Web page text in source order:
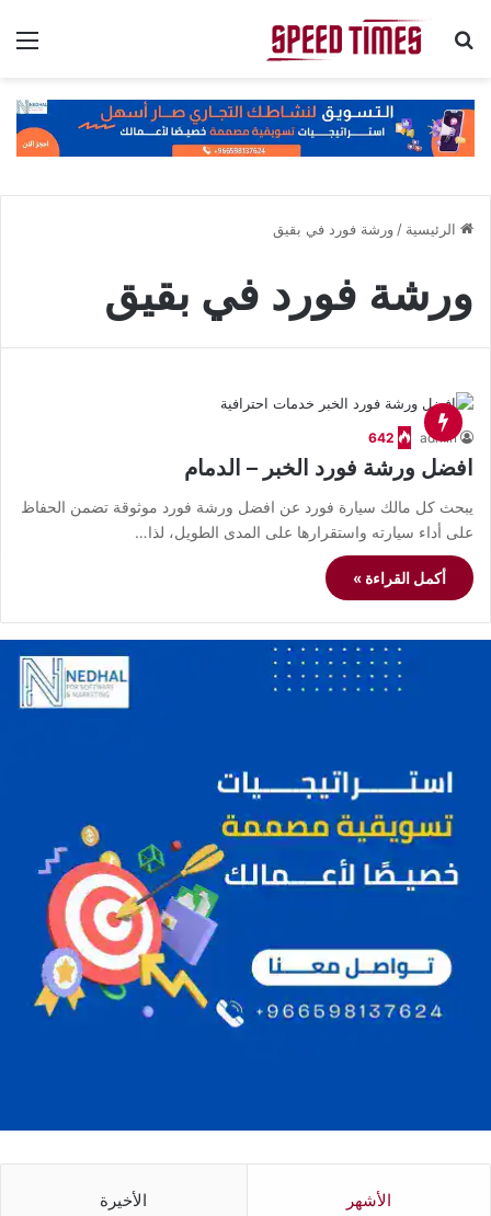
بحث عن
الرئيسية / ورشة فورد في بقيق
ورشة فورد في بقيق
admin
642
افضل ورشة فورد الخبر – الدمام
يبحث كل مالك سيارة فورد عن افضل ورشة فورد موثوقة تضمن الحفاظ
على أداء سيارته واستقرارها على المدى الطويل، لذا…
أكمل القراءة »
الأشهر الأخيرة